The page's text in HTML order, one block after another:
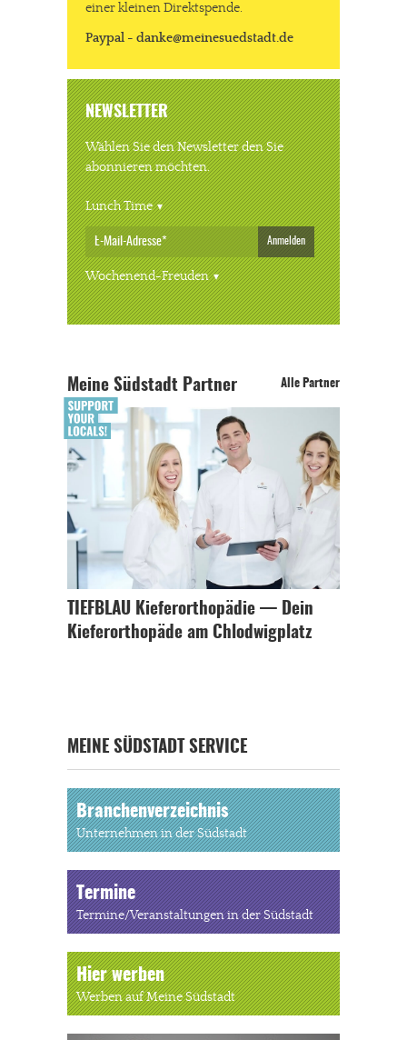
einer kleinen Direktspende.
Paypal - danke@meinesuedstadt.de
NEWSLETTER
Wählen Sie den Newsletter den Sie
abonnieren möchten.
Lunch Time
Anmelden
Wochenend-Freuden
Meine Südstadt Partner Alle Partner
TIEFBLAU Kieferorthopädie — Dein
Kieferorthopäde am Chlodwigplatz
MEINE SÜDSTADT SERVICE
Branchenverzeichnis
Unternehmen in der Südstadt
Termine
Termine/Veranstaltungen in der Südstadt
Hier werben
Werben auf Meine Südstadt